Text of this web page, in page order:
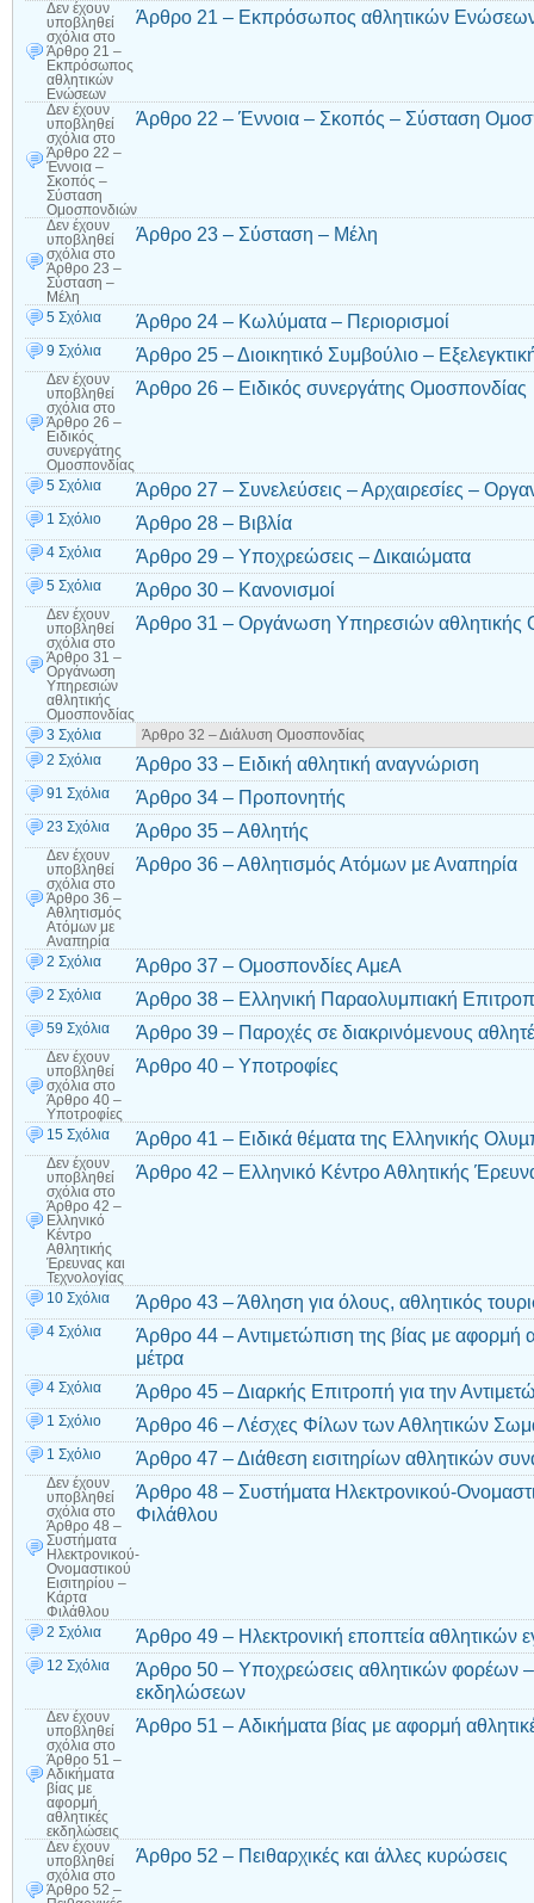
Δεν έχουν
υποβληθεί
σχόλια στο
Άρθρο 21 –
Εκπρόσωπος
αθλητικών
Ενώσεων
Άρθρο 21 – Εκπρόσωπος αθλητικών
Δεν έχουν
υποβληθεί
σχόλια στο
Άρθρο 22 –
Έννοια –
Σκοπός –
Σύσταση
Ομοσπονδιών
Άρθρο 22 – Έννοια – Σκοπός – Σύσταση
Δεν έχουν
υποβληθεί
σχόλια στο
Άρθρο 23 –
Σύσταση –
Μέλη
Άρθρο 23 – Σύσταση – Μέλη
5 Σχόλια Άρθρο 24 – Κωλύματα – Περιορισμοί
9 Σχόλια Άρθρο 25 – Διοικητικό Συμβούλιο –
Δεν έχουν
υποβληθεί
σχόλια στο
Άρθρο 26 –
Ειδικός
συνεργάτης
Ομοσπονδίας
Άρθρο 26 – Ειδικός συνεργάτης Ομοσπονδίας
5 Σχόλια Άρθρο 27 – Συνελεύσεις – Αρχαιρεσίες –
1 Σχόλιο Άρθρο 28 – Βιβλία
4 Σχόλια Άρθρο 29 – Υποχρεώσεις – Δικαιώματα
5 Σχόλια Άρθρο 30 – Κανονισμοί
Δεν έχουν
υποβληθεί
σχόλια στο
Άρθρο 31 –
Οργάνωση
Υπηρεσιών
αθλητικής
Ομοσπονδίας
Άρθρο 31 – Οργάνωση Υπηρεσιών αθλητικής
3 Σχόλια
Άρθρο 32 – Διάλυση Ομοσπονδίας
2 Σχόλια
Άρθρο 33 – Ειδική αθλητική αναγνώριση
91 Σχόλια Άρθρο 34 – Προπονητής
23 Σχόλια Άρθρο 35 – Αθλητής
Δεν έχουν
υποβληθεί
σχόλια στο
Άρθρο 36 –
Αθλητισμός
Ατόμων με
Αναπηρία
Άρθρο 36 – Αθλητισμός Ατόμων με Αναπηρία
2 Σχόλια Άρθρο 37 – Ομοσπονδίες ΑμεΑ
2 Σχόλια Άρθρο 38 – Ελληνική Παραολυμπιακή
59 Σχόλια Άρθρο 39 – Παροχές σε διακρινόμενους
Δεν έχουν
υποβληθεί
σχόλια στο
Άρθρο 40 –
Υποτροφίες
Άρθρο 40 – Υποτροφίες
15 Σχόλια Άρθρο 41 – Ειδικά θέµατα της Ελληνικής
Δεν έχουν
υποβληθεί
σχόλια στο
Άρθρο 42 –
Ελληνικό
Κέντρο
Αθλητικής
Έρευνας και
Τεχνολογίας
Άρθρο 42 – Ελληνικό Κέντρο Αθλητικής
10 Σχόλια Άρθρο 43 – Άθληση για όλους, αθλητικός
4 Σχόλια
Άρθρο 44 – Αντιμετώπιση της βίας με αφορμή
μέτρα
4 Σχόλια Άρθρο 45 – Διαρκής Επιτροπή για την
1 Σχόλιο Άρθρο 46 – Λέσχες Φίλων των Αθλητικών
1 Σχόλιο Άρθρο 47 – Διάθεση εισιτηρίων αθλητικών
Δεν έχουν
υποβληθεί
σχόλια στο
Άρθρο 48 –
Συστήματα
Ηλεκτρονικού-
Ονομαστικού
Εισιτηρίου –
Κάρτα
Φιλάθλου
Άρθρο 48 – Συστήματα Ηλεκτρονικού-
Φιλάθλου
2 Σχόλια Άρθρο 49 – Hλεκτρονική εποπτεία αθλητικών
12 Σχόλια
Άρθρο 50 – Υποχρεώσεις αθλητικών φορέων
εκδηλώσεων
Δεν έχουν
υποβληθεί
σχόλια στο
Άρθρο 51 –
Aδικήματα
βίας με
αφορμή
αθλητικές
εκδηλώσεις
Άρθρο 51 – Aδικήματα βίας με αφορμή
Δεν έχουν
υποβληθεί
σχόλια στο
Άρθρο 52 –
Άρθρο 52 – Πειθαρχικές και άλλες κυρώσεις